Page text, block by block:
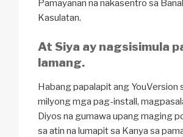
Pamayanan na nakasentro sa
Kasulatan.
At Siya ay nagsisimula
lamang.
Habang papalapit ang YouVersion
milyong mga pag-install,
Diyos na gumawa upang maging
sa atin na lumapit sa Kanya sa